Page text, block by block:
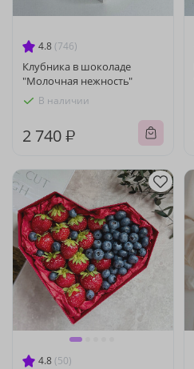
4.8 (746)
Клубника в шоколаде
"Молочная нежность"
В наличии
2 740 ₽
4.8 (50)